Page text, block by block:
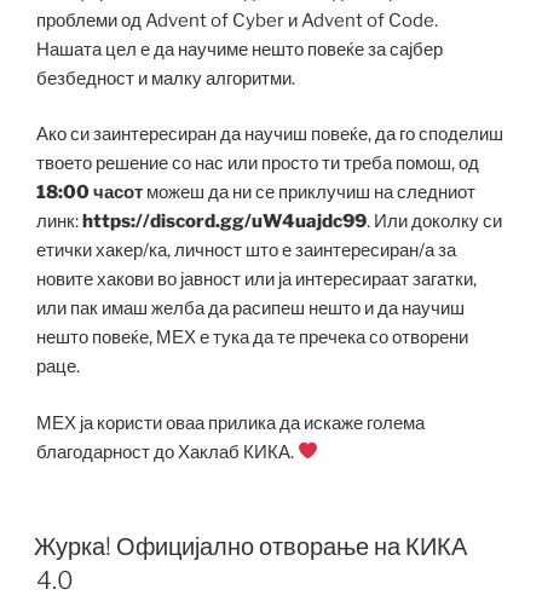
проблеми од Advent of Cyber и Advent of Code.
Нашата цел е да научиме нешто повеќе за сајбер
безбедност и малку алгоритми.
Ако си заинтересиран да научиш повеќе, да го споделиш
твоето решение со нас или просто ти треба помош, од
18:00 часот можеш да ни се приклучиш на следниот
линк:https://discord.gg/uW4uajdc99. Или доколку си
етички хакер/ка, личност што е заинтересиран/а за
новите хакови во јавност или ја интересираат загатки,
или пак имаш желба да расипеш нешто и да научиш
нешто повеќе, МЕХ е тука да те пречека со отворени
раце.
МЕХ ја користи оваа прилика да искаже голема
благодарност до Хаклаб КИКА.
Журка! Официјално отворање на КИКА
4.0